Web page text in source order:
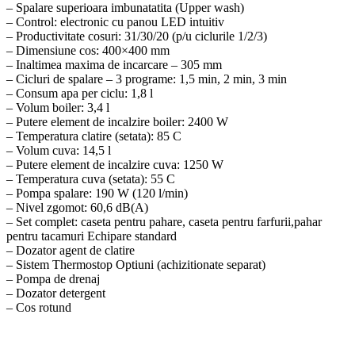
– Spalare superioara imbunatatita (Upper wash)
– Control: electronic cu panou LED intuitiv
– Productivitate cosuri: 31/30/20 (p/u ciclurile 1/2/3)
– Dimensiune cos: 400×400 mm
– Inaltimea maxima de incarcare – 305 mm
– Cicluri de spalare – 3 programe: 1,5 min, 2 min, 3 min
– Consum apa per ciclu: 1,8 l
– Volum boiler: 3,4 l
– Putere element de incalzire boiler: 2400 W
– Temperatura clatire (setata): 85 C
– Volum cuva: 14,5 l
– Putere element de incalzire cuva: 1250 W
– Temperatura cuva (setata): 55 C
– Pompa spalare: 190 W (120 l/min)
– Nivel zgomot: 60,6 dB(A)
– Set complet: caseta pentru pahare, caseta pentru farfurii,pahar
pentru tacamuri Echipare standard
– Dozator agent de clatire
– Sistem Thermostop Optiuni (achizitionate separat)
– Pompa de drenaj
– Dozator detergent
– Cos rotund